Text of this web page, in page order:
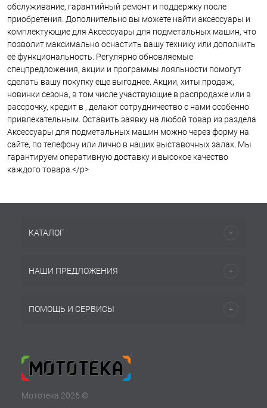
обслуживание, гарантийный ремонт и поддержку после
приобретения. Дополнительно вы можете найти аксессуары и
комплектующие для Аксессуары для подметальных машин, что
позволит максимально оснастить вашу технику или дополнить
её функциональность. Регулярно обновляемые
спецпредложения, акции и программы лояльности помогут
сделать вашу покупку еще выгоднее. Акции, хиты продаж,
новинки сезона, в том числе участвующие в распродаже или в
рассрочку, кредит в , делают сотрудничество с нами особенно
привлекательным. Оставить заявку на любой товар из раздела
Аксессуары для подметальных машин можно через форму на
сайте, по телефону или лично в наших выставочных залах. Мы
гарантируем оперативную доставку и высокое качество
каждого товара.</p>
КАТАЛОГ
НАШИ ПРЕДЛОЖЕНИЯ
ПОМОЩЬ И СЕРВИСЫ
Мототека 2026 ©